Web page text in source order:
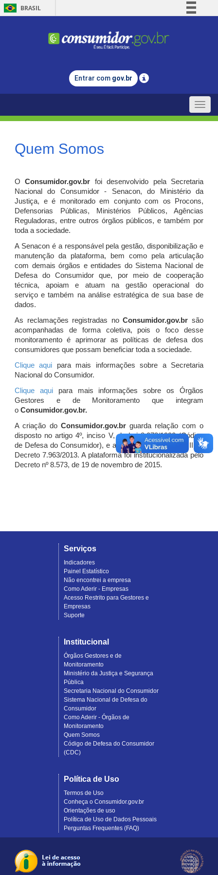
BRASIL
Comunica BR
Legislação
Entrar com gov.br
Toggle
Quem Somos
OConsumidor.gov.br
foi desenvolvido pela Secretaria
Nacional do Consumidor - Senacon, do Ministério da
Justiça, e é monitorado em conjunto com os Procons,
Defensorias Públicas, Ministérios Públicos, Agências
Reguladoras, entre outros órgãos públicos, e também por
toda a sociedade.
A Senacon é a responsável pela gestão, disponibilização e
manutenção da plataforma, bem como pela articulação
com demais órgãos e entidades do Sistema Nacional de
Defesa do Consumidor que, por meio de cooperação
técnica, apoiam e atuam na gestão operacional do
serviço e também na análise estratégica de sua base de
dados.
As reclamações registradas noConsumidor.gov.br são
acompanhadas de forma coletiva, pois o foco desse
monitoramento é aprimorar as políticas de defesa dos
consumidores que possam beneficiar toda a sociedade.
Clique aqui para mais informações sobre a Secretaria
Nacional do Consumidor.
Clique aquipara mais informações sobre os Órgãos
Gestores e de Monitoramento que integram
o Consumidor.gov.br.
A criação do Consumidor.gov.brguarda relação com o
disposto no artigo 4º, inciso V, da Lei 8.078/1990 (Código
de Defesa do Consumidor), e artigo 7º, incisos I, II e III do
Decreto 7.963/2013. A plataforma foi institucionalizada pelo
Decreto nº 8.573, de 19 de novembro de 2015.
Serviços
Indicadores
Painel Estatístico
Não encontrei a empresa
Como Aderir - Empresas
Acesso Restrito para Gestores e
Empresas
Suporte
Institucional
Órgãos Gestores e de
Monitoramento
Ministério da Justiça e Segurança
Pública
Secretaria Nacional do Consumidor
Sistema Nacional de Defesa do
Consumidor
Como Aderir - Órgãos de
Monitoramento
Quem Somos
Código de Defesa do Consumidor
(CDC)
Política de Uso
Termos de Uso
Conheça o Consumidor.gov.br
Orientações de uso
Política de Uso de Dados Pessoais
Perguntas Frequentes (FAQ)